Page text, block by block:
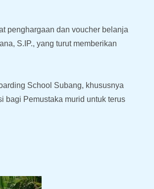
penghargaan dan voucher belanja
S.IP., yang turut memberikan
School Subang, khususnya
bagi Pemustaka murid untuk terus